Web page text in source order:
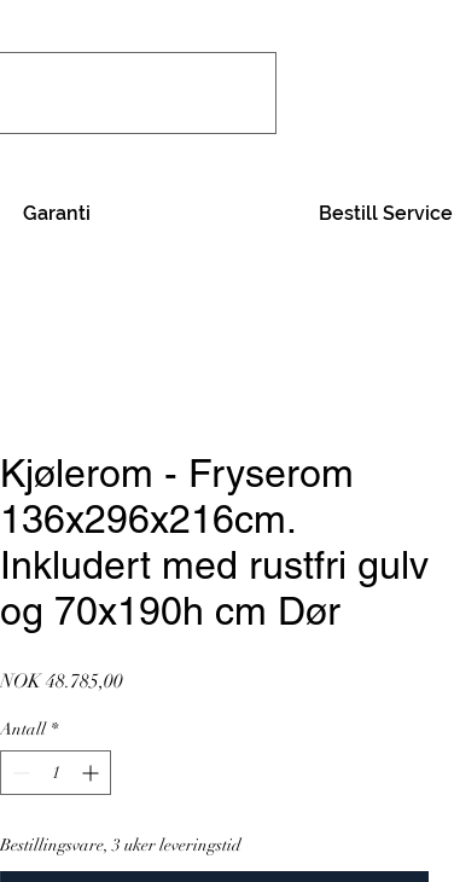
Garanti Bestill Service
Kjølerom - Fryserom
136x296x216cm.
Inkludert med rustfri gulv
og 70x190h cm Dør
NOK 48.785,00Pris
Antall *
Bestillingsvare, 3 uker leveringstid